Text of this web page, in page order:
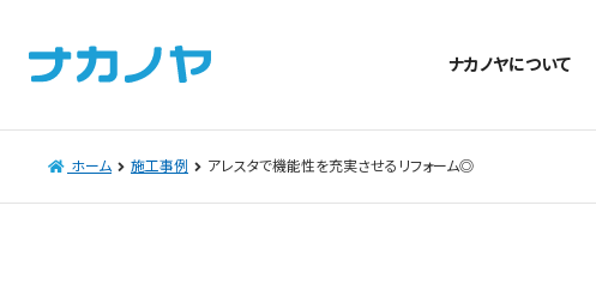
ナカノヤについて
ホーム 施工事例 アレスタで機能性を充実させるリフォーム◎